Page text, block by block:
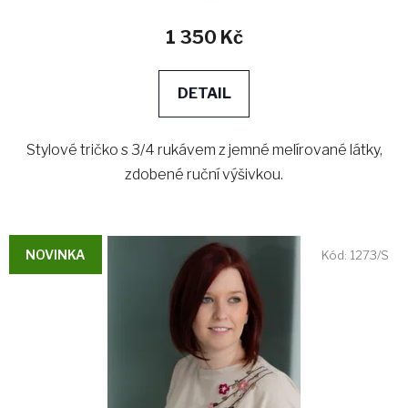
1 350 Kč
DETAIL
Stylové tričko s 3/4 rukávem z jemné melírované látky,
zdobené ruční výšivkou.
NOVINKA Kód: 1273/S